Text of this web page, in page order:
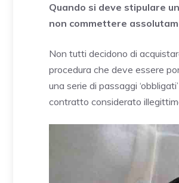
Quando si deve stipulare
non commettere
Non tutti decidono di
procedura che deve essere
una serie di passaggi
contratto considerato